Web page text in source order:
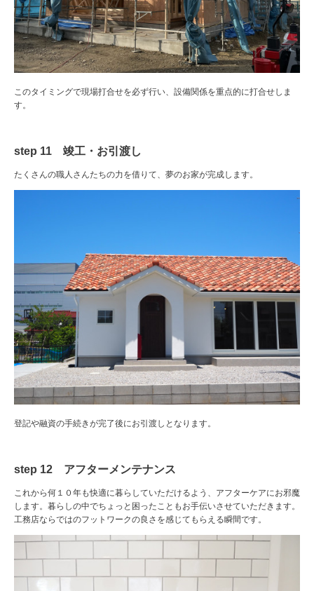
このタイミングで現場打合せを必ず行い、設備関係を重点的に打合せしま
す。
step 11 竣工・お引渡し
たくさんの職人さんたちの力を借りて、夢のお家が完成します。
登記や融資の手続きが完了後にお引渡しとなります。
step 12 アフターメンテナンス
これから何１０年も快適に暮らしていただけるよう、アフターケアにお邪魔
します。暮らしの中でちょっと困ったこともお手伝いさせていただきます。
工務店ならではのフットワークの良さを感じてもらえる瞬間です。